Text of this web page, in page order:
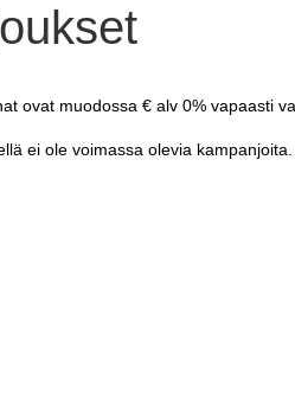
ovat muodossa € alv 0% vapaasti
ei ole voimassa olevia kampanjoita.